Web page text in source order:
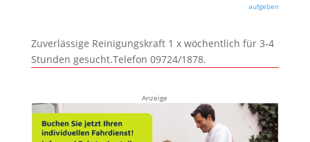
aufgeben
Zuverlässige Reinigungskraft 1 x wöchentlich für 3-4
Stunden gesucht.Telefon 09724/1878.
Anzeige